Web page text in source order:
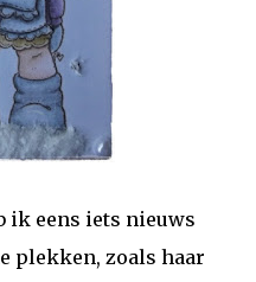
ik eens iets nieuws
plekken, zoals haar